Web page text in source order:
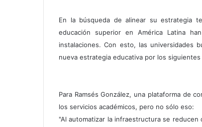
En la búsqueda de alinear su estrategia
educación superior en América Latina
instalaciones. Con esto, las universidades
nueva estrategia educativa por los siguientes
Para Ramsés González, una plataforma de
los servicios académicos, pero no sólo eso:
"Al automatizar la infraestructura se